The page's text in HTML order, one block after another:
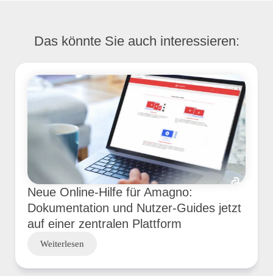
Das könnte Sie auch interessieren:
Neue Online-Hilfe für Amagno:
Dokumentation und Nutzer-Guides jetzt
auf einer zentralen Plattform
Weiterlesen